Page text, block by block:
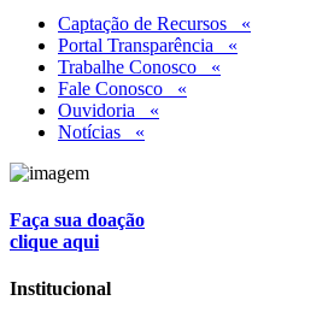
Captação de Recursos «
Portal Transparência «
Trabalhe Conosco «
Fale Conosco «
Ouvidoria «
Notícias «
Faça sua doação
clique aqui
Institucional